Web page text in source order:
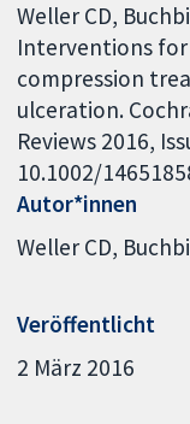
Weller CD,
Interventions
compression
ulceration.
Reviews 2016,
10.1002/
Autor*innen
Weller CD
Veröffentlicht
2 März 2016